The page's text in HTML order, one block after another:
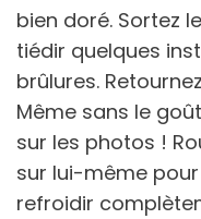
bien doré. Sortez
tiédir quelques
brûlures.
Même sans le
sur les photos !
sur lui-même
refroidir